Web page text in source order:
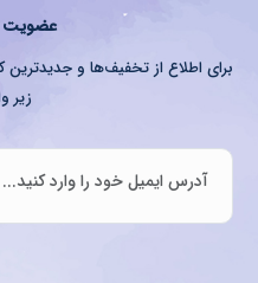
عضویت
برای اطلاع از تخفیف‌ها و
زیر